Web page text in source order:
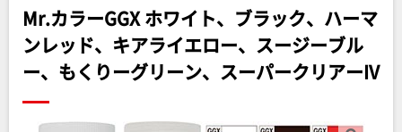
Mr.カラーGGX ホワイト、ブラック、ハーマ
ンレッド、キアライエロー、スージーブル
ー、もくりーグリーン、スーパークリアーIV